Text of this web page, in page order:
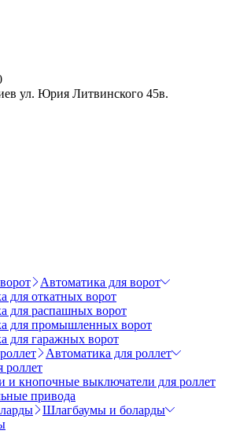
ул. Юрия Литвинского 45в.
Автоматика для ворот
для откатных ворот
для распашных ворот
для промышленных ворот
для гаражных ворот
Автоматика для роллет
роллет
и кнопочные выключатели для роллет
привода
Шлагбаумы и боларды